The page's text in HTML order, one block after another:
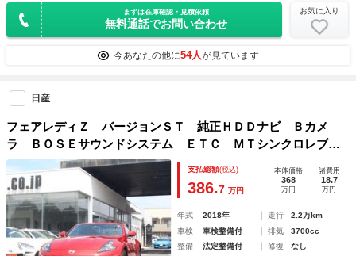
まずは在庫確認・見積依頼
無料通話でお問い合わせ
お気に入り
今あなたの他に54人が見ています
日産
フェアレディＺ バージョンＳＴ 純正ＨＤＤナビ Ｂカメ
ラ ＢＯＳＥサウンドシステム ＥＴＣ ＭＴシンクロレブコ
ントロール 純正レイズ鍛造１９ＡＷ ＬＥＤハイパーデイラ
イト ユーロチューンドサスペンション バイキセノンヘッド
ランプ
支払総額(税込)
386.7 万円
本体価格
368
万円
諸費用
18.7
万円
年式 2018年 走行
2.2万km
車検
車検整備付 排気
3700cc
整備
法定整備付 修復
なし